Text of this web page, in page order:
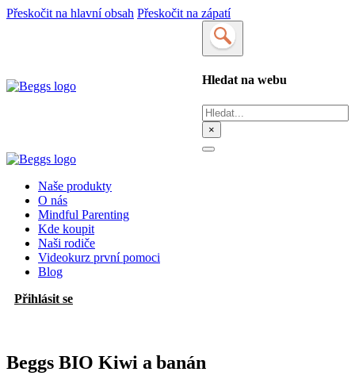
Přeskočit na hlavní obsah Přeskočit na zápatí
Hledat na webu
Hledat
×
Naše produkty
O nás
Mindful Parenting
Kde koupit
Naši rodiče
Videokurz první pomoci
Blog
Přihlásit se
Beggs BIO Kiwi a banán